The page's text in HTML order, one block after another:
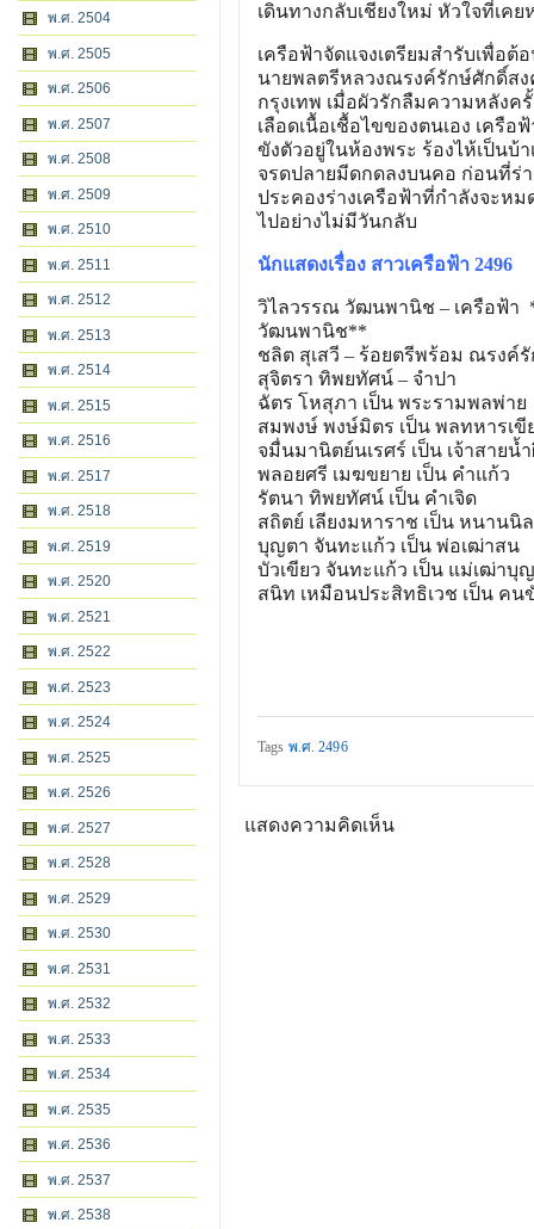
พ.ศ. 2504
พ.ศ. 2505
พ.ศ. 2506
พ.ศ. 2507
พ.ศ. 2508
พ.ศ. 2509
พ.ศ. 2510
พ.ศ. 2511
พ.ศ. 2512
พ.ศ. 2513
พ.ศ. 2514
พ.ศ. 2515
พ.ศ. 2516
พ.ศ. 2517
พ.ศ. 2518
พ.ศ. 2519
พ.ศ. 2520
พ.ศ. 2521
พ.ศ. 2522
พ.ศ. 2523
พ.ศ. 2524
พ.ศ. 2525
พ.ศ. 2526
พ.ศ. 2527
พ.ศ. 2528
พ.ศ. 2529
พ.ศ. 2530
พ.ศ. 2531
พ.ศ. 2532
พ.ศ. 2533
พ.ศ. 2534
พ.ศ. 2535
พ.ศ. 2536
พ.ศ. 2537
พ.ศ. 2538
เดินทางกลับเชียงใหม่ หัวใจที่เค
เครือฟ้าจัดแจงเตรียมสํารับเพื่อ
นายพลตรีหลวงณรงค์รักษ์ศักดิ์สง
กรุงเทพ เมื่อผัวรักลืมความหลังค
เลือดเนื้อเชื้อไขของตนเอง เครื
ขังตัวอยู่ในห้องพระ ร้องไห้เป็นบ้
จรดปลายมีดกดลงบนคอ ก่อนที่ร่
ประคองร่างเครือฟ้าที่กําลังจะห
ไปอย่างไม่มีวันกลับ
นักแสดงเรื่อง สาวเครือฟ้า 2496
วิไลวรรณ วัฒนพานิช – เครือฟ้า
วัฒนพานิช**
ชลิต สุเสวี – ร้อยตรีพร้อม ณรงค์
สุจิตรา ทิพยทัศน์ – จำปา
ฉัตร โหสุภา เป็น พระรามพลพ่าย
สมพงษ์ พงษ์มิตร เป็น พลทหารเขี
จมื่นมานิตย์นเรศร์ เป็น เจ้าสายน้ำ
พลอยศรี เมฆขยาย เป็น คําแก้ว
รัตนา ทิพยทัศน์ เป็น คําเจิด
สถิตย์ เลียงมหาราช เป็น หนานนิล
บุญตา จันทะแก้ว เป็น พ่อเฒ่าสน
บัวเขียว จันทะแก้ว เป็น แม่เฒ่าบุ
สนิท เหมือนประสิทธิเวช เป็น คน
Tags พ.ศ. 2496
แสดงความคิดเห็น